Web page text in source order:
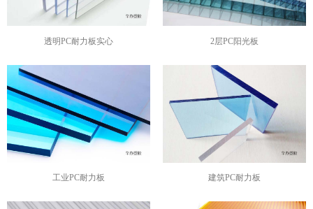
透明PC耐力板实心 2层PC阳光板
工业PC耐力板 建筑PC耐力板